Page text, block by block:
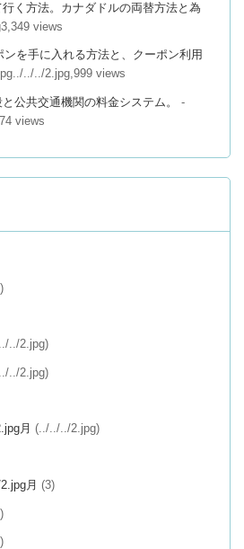
く方法。カナダドルの両替方法と為
views
を手に入れる方法と、クーポン利用
../../2.jpg,999 views
公共交通機関の料金システム。
-
views
../2.jpg)
../2.jpg)
月 (../../../2.jpg)
月 (3)